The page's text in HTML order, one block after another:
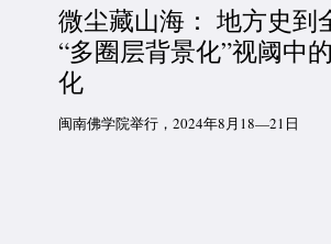
微尘藏山海： 地方史到
“多圈层背景化”视阈中
化
闽南佛学院举行，2024年8月18—21日